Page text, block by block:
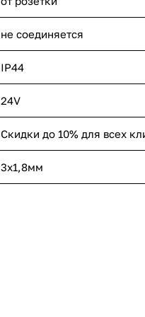
не соединяется
IP44
24V
Скидки до 10% для всех
3х1,8мм